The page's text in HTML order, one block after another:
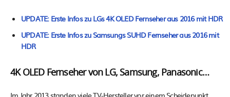
UPDATE: Erste Infos zu LGs 4K OLED Fernseher aus 2016 mit HDR
UPDATE: Erste Infos zu Samsungs SUHD Fernseher aus 2016 mit
HDR
4K OLED Fernseher von LG, Samsung, Panasonic…